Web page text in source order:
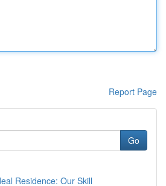
Report Page
Go
Residence: Our Skill